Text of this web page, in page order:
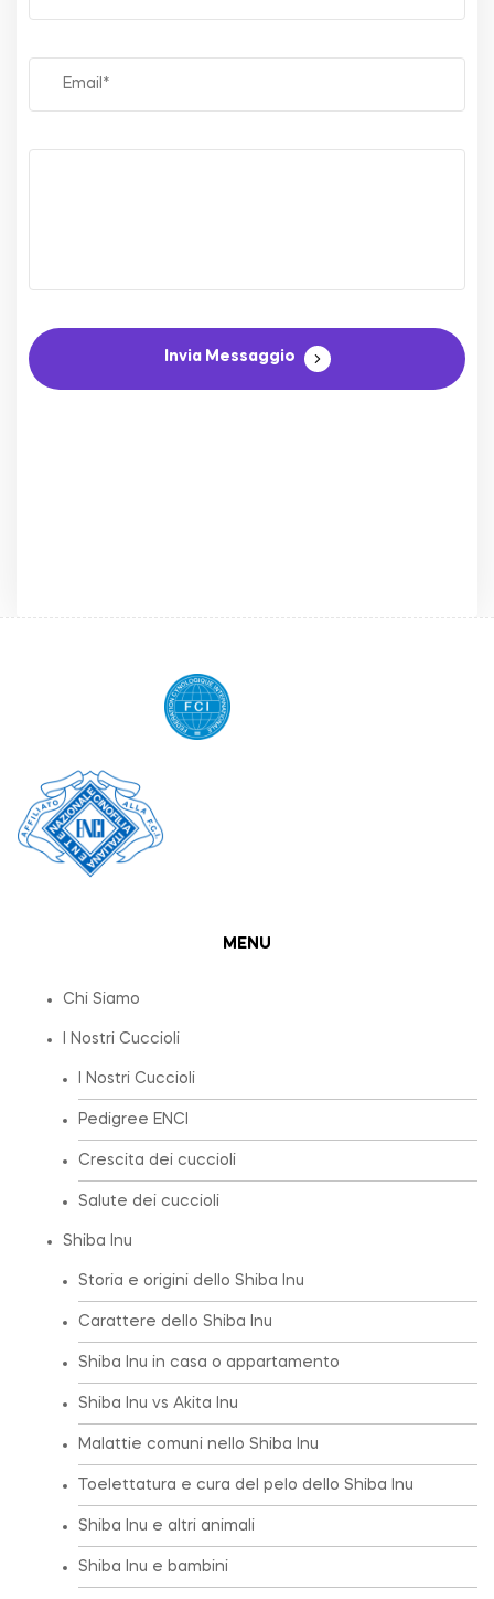
Invia Messaggio
MENU
Chi Siamo
I Nostri Cuccioli
I Nostri Cuccioli
Pedigree ENCI
Crescita dei cuccioli
Salute dei cuccioli
Shiba Inu
Storia e origini dello Shiba Inu
Carattere dello Shiba Inu
Shiba Inu in casa o appartamento
Shiba Inu vs Akita Inu
Malattie comuni nello Shiba Inu
Toelettatura e cura del pelo dello Shiba Inu
Shiba Inu e altri animali
Shiba Inu e bambini